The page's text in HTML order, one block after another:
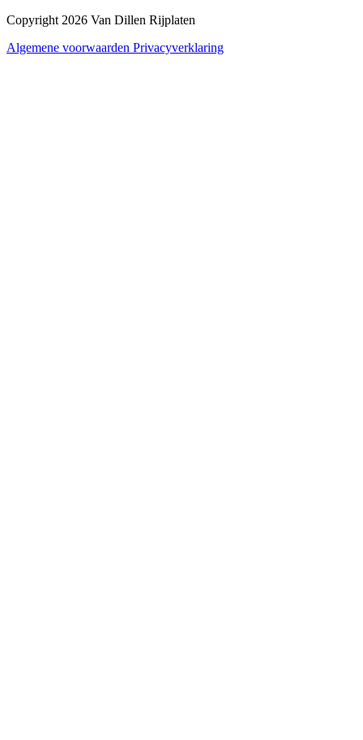
Copyright 2026 Van Dillen Rijplaten
Algemene voorwaarden Privacyverklaring